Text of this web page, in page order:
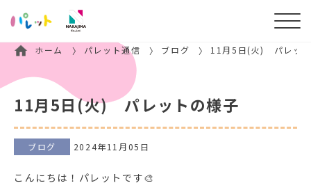
ホーム パレット通信 ブログ 11月5日(火) パレッ
11月5日(火) パレットの様子
ブログ 2024年11月05日
こんにちは！パレットです🎨